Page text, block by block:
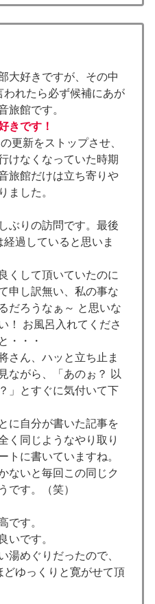
大好きですが、その中
れたら必ず候補にあが
旅館です。
きです！
更新をストップさせ、
けなくなっていた時期
旅館だけは立ち寄りや
ました。
ぶりの訪問です。最後
過していると思いま
くして頂いていたのに
申し訳無い、私の事な
だろうなぁ～ と思いな
！ お風呂入れてくださ
・・・
さん、ハッと立ち止ま
ながら、「あのぉ？ 以
」とすぐに気付いて下
に自分が書いた記事を
く同じようなやり取り
トに書いていますね。
ないと毎回この同じク
です。（笑）
です。
いです。
湯めぐりだったので、
ゆっくりと寛がせて頂